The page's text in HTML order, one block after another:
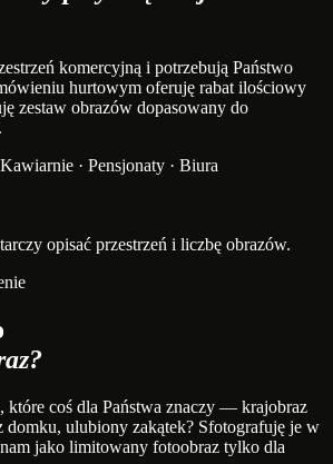
komercyjną i potrzebują Państwo
hurtowym oferuję rabat ilościowy
zestaw obrazów dopasowany do
· Pensjonaty · Biura
opisać przestrzeń i liczbę obrazów.
które coś dla Państwa znaczy — krajobraz
domku, ulubiony zakątek? Sfotografuję je w
jako limitowany fotoobraz tylko dla